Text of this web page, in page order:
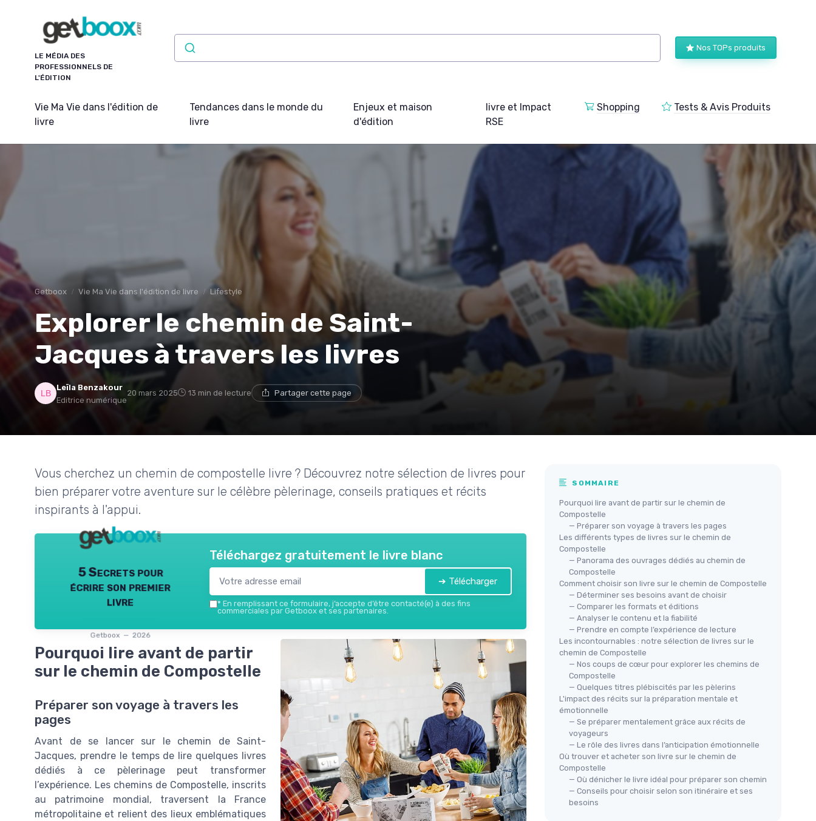
LE MÉDIA DES
PROFESSIONNELS DE
L'ÉDITION
Nos TOPs produits
Vie Ma Vie dans l'édition de
livre
Tendances dans le monde du
livre
Enjeux et maison
d'édition
livre et Impact
RSE
Shopping Tests & Avis Produits
Getboox Vie Ma Vie dans l'édition de livre Lifestyle
Explorer le chemin de Saint-
Jacques à travers les livres
Leïla Benzakour
Editrice numérique
20 mars 2025 13 min de lecture Partager cette page
Vous cherchez un chemin de compostelle livre ? Découvrez notre sélection de livres pour
bien préparer votre aventure sur le célèbre pèlerinage, conseils pratiques et récits
inspirants à l'appui.
5 Secrets pour
écrire son premier
livre
Getboox — 2026
Téléchargez gratuitement le livre blanc
➔ Télécharger
* En remplissant ce formulaire, j’accepte d’être contacté(e) à des fins
commerciales par Getboox et ses partenaires.
Pourquoi lire avant de partir
sur le chemin de Compostelle
Préparer son voyage à travers les
pages
Avant de se lancer sur le chemin de Saint-
Jacques, prendre le temps de lire quelques livres
dédiés à ce pèlerinage peut transformer
l’expérience. Les chemins de Compostelle, inscrits
au patrimoine mondial, traversent la France
métropolitaine et relient des lieux emblématiques
SOMMAIRE
Pourquoi lire avant de partir sur le chemin de
Compostelle
— Préparer son voyage à travers les pages
Les différents types de livres sur le chemin de
Compostelle
— Panorama des ouvrages dédiés au chemin de
Compostelle
Comment choisir son livre sur le chemin de Compostelle
— Déterminer ses besoins avant de choisir
— Comparer les formats et éditions
— Analyser le contenu et la fiabilité
— Prendre en compte l’expérience de lecture
Les incontournables : notre sélection de livres sur le
chemin de Compostelle
— Nos coups de cœur pour explorer les chemins de
Compostelle
— Quelques titres plébiscités par les pèlerins
L'impact des récits sur la préparation mentale et
émotionnelle
— Se préparer mentalement grâce aux récits de
voyageurs
— Le rôle des livres dans l’anticipation émotionnelle
Où trouver et acheter son livre sur le chemin de
Compostelle
— Où dénicher le livre idéal pour préparer son chemin
— Conseils pour choisir selon son itinéraire et ses
besoins